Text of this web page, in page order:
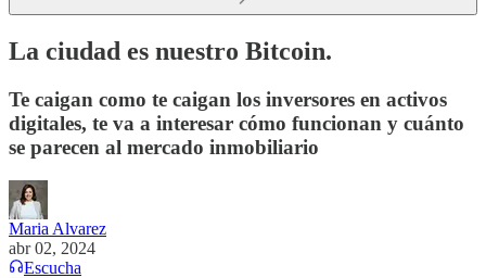
La ciudad es nuestro Bitcoin.
Te caigan como te caigan los inversores en activos
digitales, te va a interesar cómo funcionan y cuánto
se parecen al mercado inmobiliario
Maria Alvarez
abr 02, 2024
Escucha